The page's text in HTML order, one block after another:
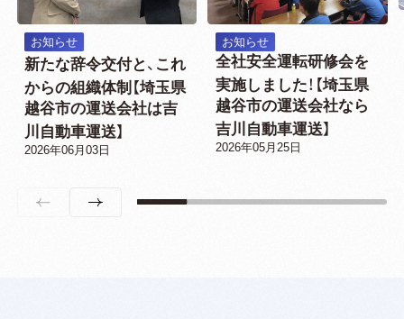
お知らせ
新たな辞令交付と、これ
からの組織体制【埼玉県
越谷市の運送会社は吉
川自動車運送】
2026年06月03日
お知らせ
全社安全運転研修会を
実施しました！【埼玉県
越谷市の運送会社なら
吉川自動車運送】
2026年05月25日